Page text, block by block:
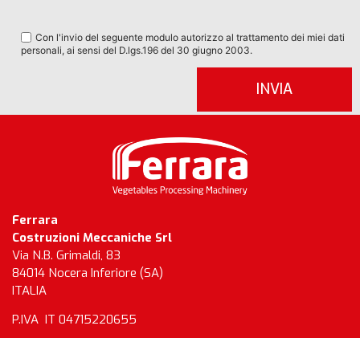
Con l'invio del seguente modulo autorizzo al trattamento dei miei dati
personali, ai sensi del D.lgs.196 del 30 giugno 2003.
Ferrara
Costruzioni Meccaniche Srl
Via N.B. Grimaldi, 83
84014 Nocera Inferiore (SA)
ITALIA
P.IVA IT 04715220655